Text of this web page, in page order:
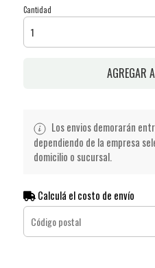
Cantidad
AGREGAR
Los envios demorarán
dependiendo de la empresa
domicilio o sucursal.
Calculá el costo de envío